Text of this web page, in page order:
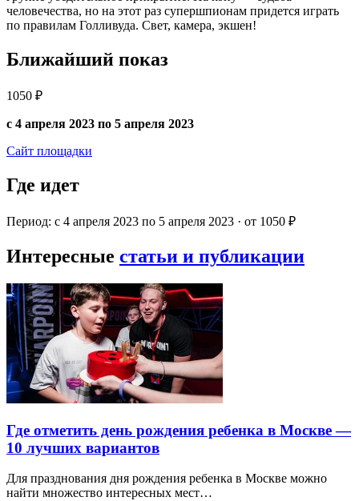
человечества, но на этот раз супершпионам придется играть
по правилам Голливуда. Свет, камера, экшен!
Ближайший показ
1050 ₽
с 4 апреля 2023 по 5 апреля 2023
Сайт площадки
Где идет
Период: с 4 апреля 2023 по 5 апреля 2023 · от 1050 ₽
Интересные статьи и публикации
Где отметить день рождения ребенка в Москве —
10 лучших вариантов
Для празднования дня рождения ребенка в Москве можно
найти множество интересных мест…